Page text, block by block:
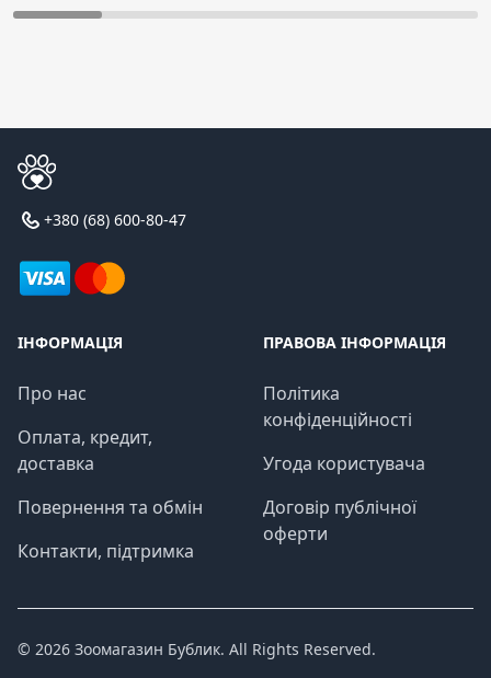
+380 (68) 600-80-47
ІНФОРМАЦІЯ
Про нас
Оплата, кредит,
доставка
Повернення та обмін
Контакти, підтримка
ПРАВОВА ІНФОРМАЦІЯ
Політика
конфіденційності
Угода користувача
Договір публічної
оферти
© 2026 Зоомагазин Бублик. All Rights Reserved.